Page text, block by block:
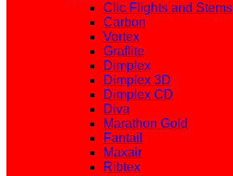
Clic Flights and Stems
Carbon
Vortex
Graflite
Dimplex
Dimplex 3D
Dimplex CD
Diva
Marathon Gold
Fantail
Maxair
Ribtex